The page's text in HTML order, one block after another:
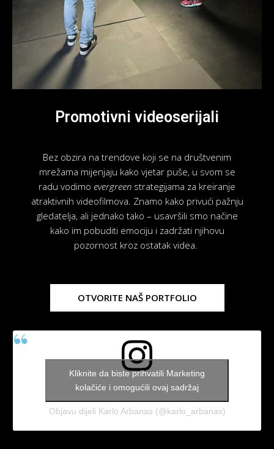
Promotivni videoserijali
Bez obzira na trendove koji se na društvenim
mrežama mijenjaju kako vjetar puše, u svom se
radu vodimo evergreen strategijama za kreiranje
atraktivnih videofilmova. Znamo kako privući pažnju
gledatelja, ali jednako tako – usavršili smo načine
kako im pobuditi emociju i zadržati njihovu
pozornost kroz ostatak videa.
OTVORITE NAŠ PORTFOLIO
Objavu dijeli Karlo Arbanas (@karlo_arbanas)
Kliknite da biste prihvatili Marketing
kolačiće i omogućili ovaj sadržaj